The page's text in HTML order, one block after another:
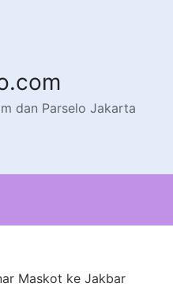
dan Parselo Jakarta
Maskot ke Jakbar